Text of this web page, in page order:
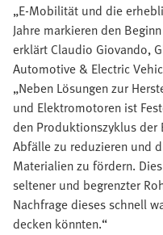
„E-Mobilität und die
Jahre markieren den
erklärt Claudio Giovando,
Automotive & Electric
„Neben Lösungen zur
und Elektromotoren ist
den Produktionszyklus
Abfälle zu reduzieren und
Materialien zu fördern.
seltener und begrenzter
Nachfrage dieses schnell
decken könnten.“